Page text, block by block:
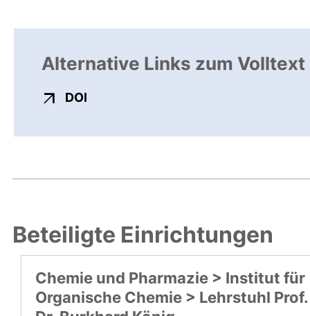
Alternative Links zum Volltext
DOI
Beteiligte Einrichtungen
Chemie und Pharmazie > Institut für
Organische Chemie > Lehrstuhl Prof.